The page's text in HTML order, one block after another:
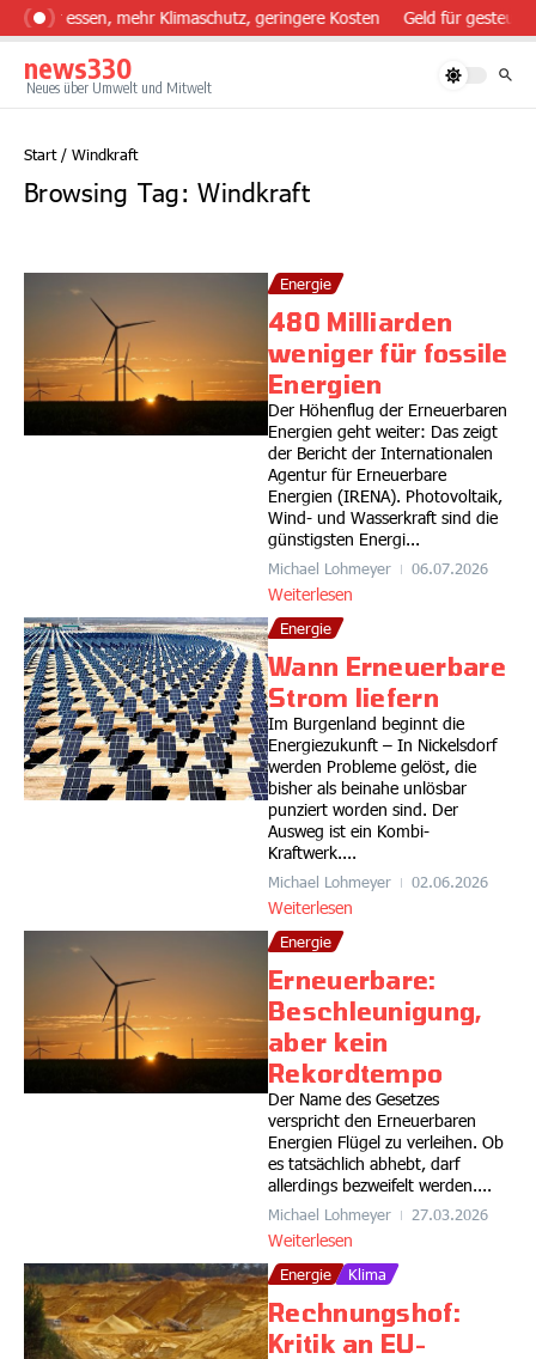
Zum Inhalt springen
essen, mehr Klimaschutz, geringere Kosten Geld für
news330
Neues über Umwelt und Mitwelt
Start/ Windkraft
Browsing Tag: Windkraft
Energie
480 Milliarden
weniger für fossile
Energien
Der Höhenflug der Erneuerbaren
Energien geht weiter: Das zeigt
der Bericht der Internationalen
Agentur für Erneuerbare
Energien (IRENA). Photovoltaik,
Wind- und Wasserkraft sind die
günstigsten Energi...
Michael Lohmeyer 06.07.2026
Weiterlesen
Energie
Wann Erneuerbare
Strom liefern
Im Burgenland beginnt die
Energiezukunft – In Nickelsdorf
werden Probleme gelöst, die
bisher als beinahe unlösbar
punziert worden sind. Der
Ausweg ist ein Kombi-
Kraftwerk....
Michael Lohmeyer 02.06.2026
Weiterlesen
Energie
Erneuerbare:
Beschleunigung,
aber kein
Rekordtempo
Der Name des Gesetzes
verspricht den Erneuerbaren
Energien Flügel zu verleihen. Ob
es tatsächlich abhebt, darf
allerdings bezweifelt werden....
Michael Lohmeyer 27.03.2026
Weiterlesen
Energie Klima
Rechnungshof:
Kritik an EU-